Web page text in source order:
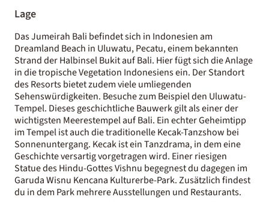
Lage
Das Jumeirah Bali befindet sich in Indonesien am
Dreamland Beach in Uluwatu, Pecatu, einem bekannten
Strand der Halbinsel Bukit auf Bali. Hier fügt sich die Anlage
in die tropische Vegetation Indonesiens ein. Der Standort
des Resorts bietet zudem viele umliegenden
Sehenswürdigkeiten. Besuche zum Beispiel den Uluwatu-
Tempel. Dieses geschichtliche Bauwerk gilt als einer der
wichtigsten Meerestempel auf Bali. Ein echter Geheimtipp
im Tempel ist auch die traditionelle Kecak-Tanzshow bei
Sonnenuntergang. Kecak ist ein Tanzdrama, in dem eine
Geschichte versartig vorgetragen wird. Einer riesigen
Statue des Hindu-Gottes Vishnu begegnest du dagegen im
Garuda Wisnu Kencana Kulturerbe-Park. Zusätzlich findest
du in dem Park mehrere Ausstellungen und Restaurants.